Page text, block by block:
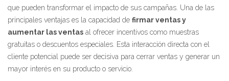
que pueden transformar el impacto de sus campañas. Una de las
principales ventajas es la capacidad de firmar ventas y
aumentar las ventas al ofrecer incentivos como muestras
gratuitas o descuentos especiales. Esta interacción directa con el
cliente potencial puede ser decisiva para cerrar ventas y generar un
mayor interés en su producto o servicio.